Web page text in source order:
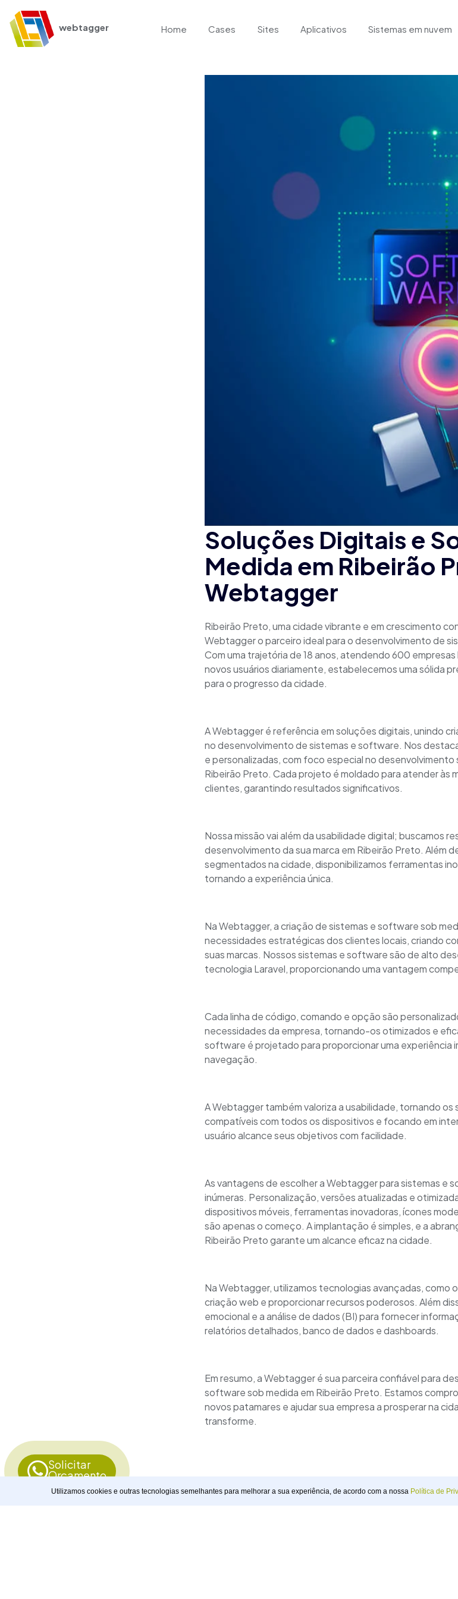
Solicitar
Orçamento
webtagger Home Cases Sites Aplicativos Sistemas em nuvem
Soluções Digitais e
Medida em Ribeirão
Webtagger
Ribeirão Preto, uma cidade vibrante e em crescimento
Webtagger o parceiro ideal para o desenvolvimento de
Com uma trajetória de 18 anos, atendendo 600
novos usuários diariamente, estabelecemos uma sólida
para o progresso da cidade.
A Webtagger é referência em soluções digitais, unindo
no desenvolvimento de sistemas e software. Nos
e personalizadas, com foco especial no desenvolvimento
Ribeirão Preto. Cada projeto é moldado para atender às
clientes, garantindo resultados significativos.
Nossa missão vai além da usabilidade digital; buscamos
desenvolvimento da sua marca em Ribeirão Preto. Além
segmentados na cidade, disponibilizamos ferramentas
tornando a experiência única.
Na Webtagger, a criação de sistemas e software sob
necessidades estratégicas dos clientes locais, criando
suas marcas. Nossos sistemas e software são de alto
tecnologia Laravel, proporcionando uma vantagem
Cada linha de código, comando e opção são
necessidades da empresa, tornando-os otimizados e
software é projetado para proporcionar uma experiência
navegação.
A Webtagger também valoriza a usabilidade, tornando
compatíveis com todos os dispositivos e focando em
usuário alcance seus objetivos com facilidade.
As vantagens de escolher a Webtagger para sistemas e
inúmeras. Personalização, versões atualizadas e
dispositivos móveis, ferramentas inovadoras, ícones
são apenas o começo. A implantação é simples, e a
Ribeirão Preto garante um alcance eficaz na cidade.
Na Webtagger, utilizamos tecnologias avançadas, como
criação web e proporcionar recursos poderosos. Além
emocional e a análise de dados (BI) para fornecer
relatórios detalhados, banco de dados e dashboards.
Em resumo, a Webtagger é sua parceira confiável para
software sob medida em Ribeirão Preto. Estamos
novos patamares e ajudar sua empresa a prosperar na
transforme.
Utilizamos cookies e outras tecnologias semelhantes para melhorar a sua experiência, de acordo com a nossa Política de